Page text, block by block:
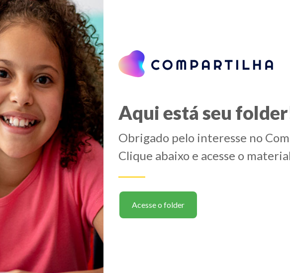
Aqui está seu
Obrigado pelo interesse no
Clique abaixo e acesse o
Acesse o folder